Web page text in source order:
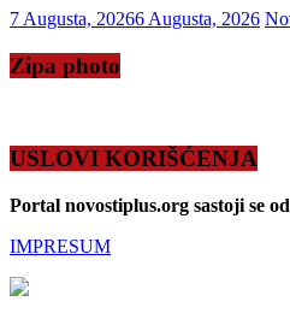
7 Augusta, 20266 Augusta, 2026
Zipa photo
USLOVI KORIŠĆENJA
Portal novostiplus.org sastoji se
IMPRESUM